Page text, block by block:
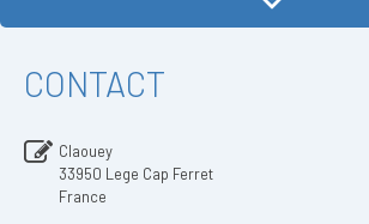
CONTACT
Claouey
33950 Lege Cap Ferret
France